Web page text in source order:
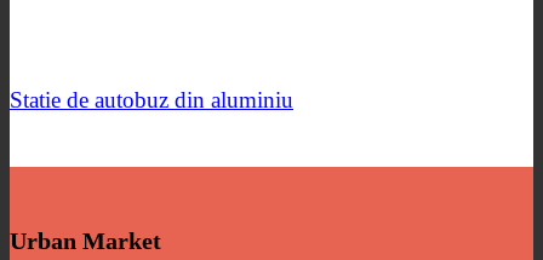
Statie de autobuz din aluminiu
Urban Market